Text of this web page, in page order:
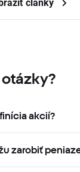
akcií?
zarobiť